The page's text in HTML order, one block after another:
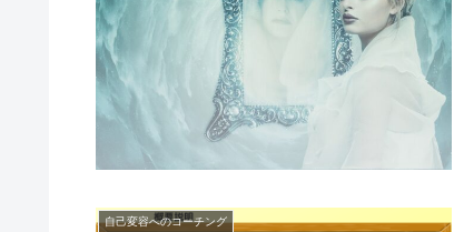
自己変容へのコーチング